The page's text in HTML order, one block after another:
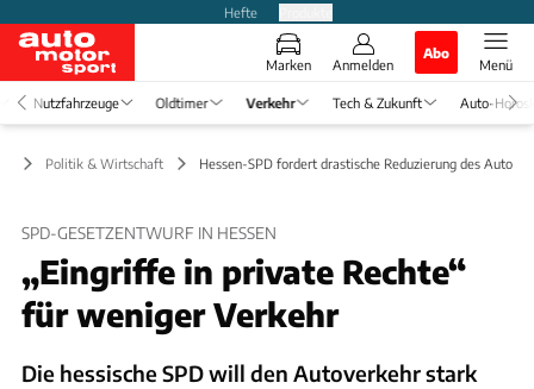
Hefte
Marken Anmelden
Abo
Menü
Nutzfahrzeuge Oldtimer Verkehr Tech & Zukunft Auto-
Politik & Wirtschaft Hessen-SPD fordert drastische Reduzierung des
SPD-GESETZENTWURF IN HESSEN
„Eingriffe in private Rechte“
für weniger Verkehr
Die hessische SPD will den Autoverkehr stark